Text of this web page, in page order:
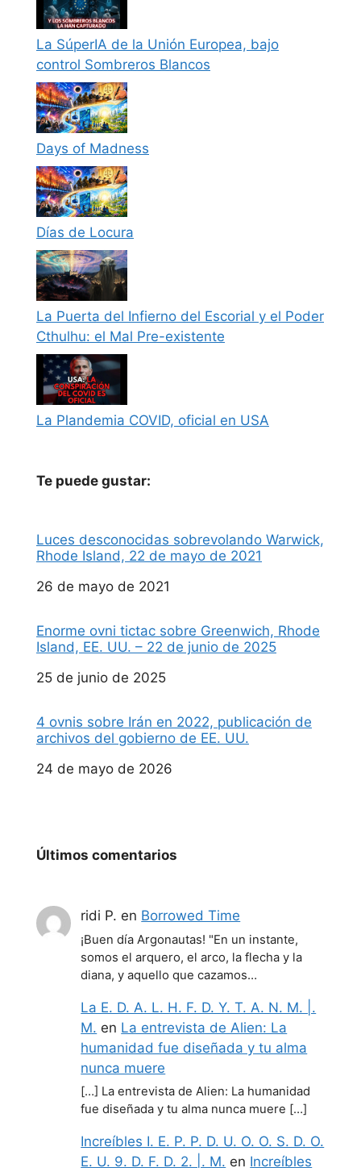
La SúperIA de la Unión Europea, bajo
control Sombreros Blancos
Days of Madness
Días de Locura
La Puerta del Infierno del Escorial y el Poder
Cthulhu: el Mal Pre-existente
La Plandemia COVID, oficial en USA
Te puede gustar:
Luces desconocidas sobrevolando Warwick,
Rhode Island, 22 de mayo de 2021
Fecha
26 de mayo de 2021
Enorme ovni tictac sobre Greenwich, Rhode
Island, EE. UU. – 22 de junio de 2025
Fecha
25 de junio de 2025
4 ovnis sobre Irán en 2022, publicación de
archivos del gobierno de EE. UU.
Fecha
24 de mayo de 2026
Últimos comentarios
ridi P. en Borrowed Time
¡Buen día Argonautas! "En un instante,
somos el arquero, el arco, la flecha y la
diana, y aquello que cazamos…
La E. D. A. L. H. F. D. Y. T. A. N. M. |.
M. en La entrevista de Alien: La
humanidad fue diseñada y tu alma
nunca muere
[…] La entrevista de Alien: La humanidad
fue diseñada y tu alma nunca muere […]
Increíbles I. E. P. P. D. U. O. O. S. D. O.
E. U. 9. D. F. D. 2. |. M. en Increíbles